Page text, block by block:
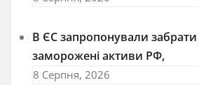
В ЄС запропонували забрати
заморожені активи РФ,
8 Серпня, 2026